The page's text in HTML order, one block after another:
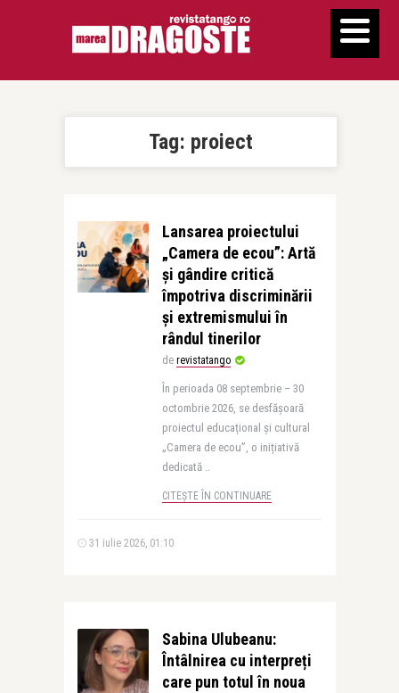
Tag: proiect
Lansarea proiectului
„Camera de ecou”: Artă
și gândire critică
împotriva discriminării
și extremismului în
rândul tinerilor
de revistatango
În perioada 08 septembrie – 30
octombrie 2026, se desfășoară
proiectul educațional și cultural
„Camera de ecou”, o inițiativă
dedicată ..
CITEȘTE ÎN CONTINUARE
31 iulie 2026, 01:10
Sabina Ulubeanu:
Întâlnirea cu interpreți
care pun totul în noua